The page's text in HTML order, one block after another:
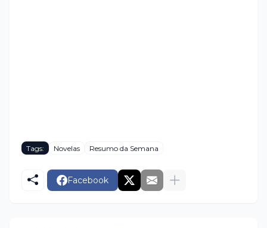
Tags: Novelas Resumo da Semana
Facebook